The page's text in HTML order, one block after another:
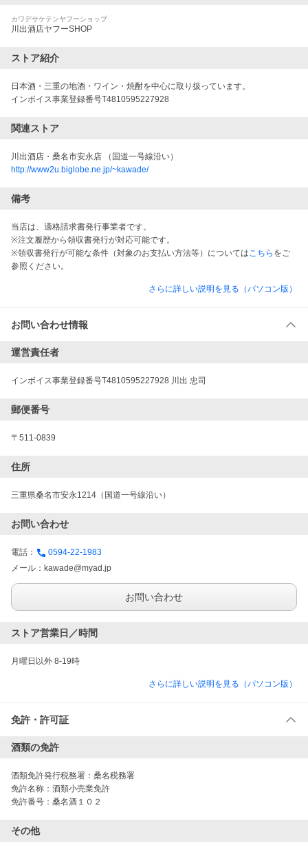
カワデサケテンヤフーショップ
川出酒店ヤフーSHOP
ストア紹介
日本酒・三重の地酒・ワイン・焼酎を中心に取り扱っています。
インボイス事業登録番号T4810595227928
関連ストア
川出酒店・桑名市安永店 （国道一号線沿い）
http://www2u.biglobe.ne.jp/~kawade/
備考
当店は、適格請求書発行事業者です。
※注文履歴から領収書発行が対応可能です。
※領収書発行が可能な条件（対象のお支払い方法等）については こちら をご
参照ください。
さらに詳しい説明を見る（パソコン版）
お問い合わせ情報
運営責任者
インボイス事業登録番号T4810595227928 川出 忠司
郵便番号
〒511-0839
住所
三重県桑名市安永1214（国道一号線沿い）
お問い合わせ
電話：
0594-22-1983
メール： kawade@myad.jp
お問い合わせ
ストア営業日／時間
月曜日以外 8-19時
さらに詳しい説明を見る（パソコン版）
免許・許可証
酒類の免許
酒類免許発行税務署： 桑名税務署
免許名称： 酒類小売業免許
免許番号： 桑名酒１０２
その他